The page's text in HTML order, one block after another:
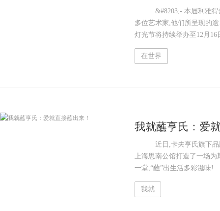
李青参与点亮沙
&#8203;- 本届利雅得灯
多位艺术家,他们所呈现的
灯光节将持续举办至12月
在世界
我就蘸亨氏：爱
近日,卡夫亨氏旗下品牌
上海思南公馆打造了一场为
一堂,“蘸”出生活多彩滋
我就